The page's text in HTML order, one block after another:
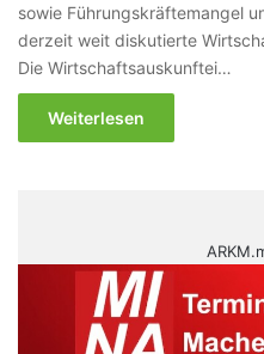
sowie Führungskräftemangel
derzeit weit diskutierte
Die Wirtschaftsauskunftei…
Weiterlesen